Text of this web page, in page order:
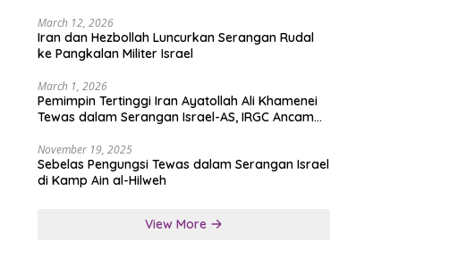
March 12, 2026
Iran dan Hezbollah Luncurkan Serangan Rudal
ke Pangkalan Militer Israel
March 1, 2026
Pemimpin Tertinggi Iran Ayatollah Ali Khamenei
Tewas dalam Serangan Israel-AS, IRGC Ancam
November 19, 2025
Sebelas Pengungsi Tewas dalam Serangan Israel
di Kamp Ain al-Hilweh
View More